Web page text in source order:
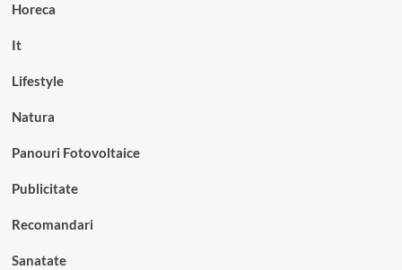
Horeca
It
Lifestyle
Natura
Panouri Fotovoltaice
Publicitate
Recomandari
Sanatate